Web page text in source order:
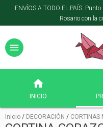
ENVÍOS A TODO EL PAÍS.
Rosario con la
INICIO
Inicio / DECORACIÓN / CORTINAS